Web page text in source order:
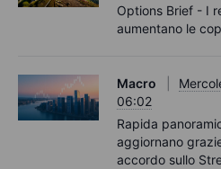
Options Brief - I
aumentano le
Macro
06:02
Rapida
aggiornano
accordo sullo